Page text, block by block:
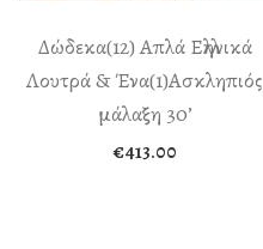
Δώδεκα(12) Απλά Ελληνικά
Λουτρά & Ένα(1)Ασκληπιός
μάλαξη 30’
€413.00